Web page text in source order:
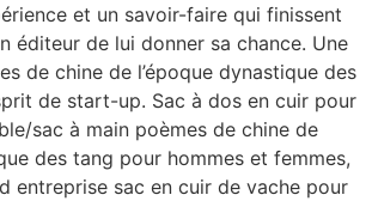
et un savoir-faire qui finissent
éditeur de lui donner sa chance. Une
de chine de l’époque dynastique des
de start-up. Sac à dos en cuir pour
sac à main poèmes de chine de
des tang pour hommes et femmes,
entreprise sac en cuir de vache pour